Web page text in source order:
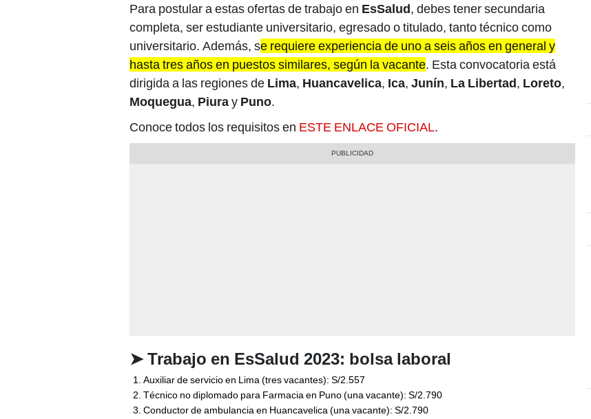
Para postular a estas ofertas de trabajo en EsSalud, debes tener secundaria
completa, ser estudiante universitario, egresado o titulado, tanto técnico como
universitario. Además, se requiere experiencia de uno a seis años en general y
hasta tres años en puestos similares, según la vacante. Esta convocatoria está
dirigida a las regiones de Lima, Huancavelica, Ica, Junín, La Libertad, Loreto,
Moquegua, Piuray Puno.
Conoce todos los requisitos en ESTE ENLACE OFICIAL.
➤ Trabajo en EsSalud 2023: bolsa laboral
Auxiliar de servicio en Lima (tres vacantes): S/2.557
Técnico no diplomado para Farmacia en Puno (una vacante): S/2.790
Conductor de ambulancia en Huancavelica (una vacante): S/2.790